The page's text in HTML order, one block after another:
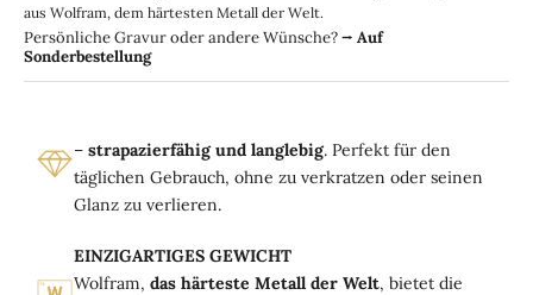
aus Wolfram, dem härtesten Metall der Welt.
Persönliche Gravur oder andere Wünsche?⭢ Auf
Sonderbestellung
– strapazierfähig und langlebig. Perfekt für den
täglichen Gebrauch, ohne zu verkratzen oder seinen
Glanz zu verlieren.
EINZIGARTIGES GEWICHT
Wolfram, das härteste Metall der Welt, bietet die